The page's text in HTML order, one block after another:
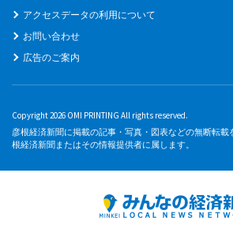
アクセスデータの利用について
お問い合わせ
広告のご案内
Copyright 2026 OMI PRINTING All rights reserved.
彦根経済新聞に掲載の記事・写真・図表などの無断転載
根経済新聞またはその情報提供者に属します。